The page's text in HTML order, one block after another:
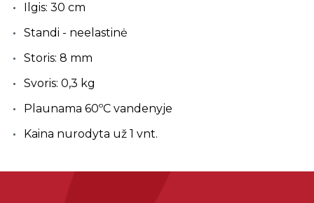
Ilgis: 30 cm
Standi - neelastinė
Storis: 8 mm
Svoris: 0,3 kg
Plaunama 60ºC vandenyje
Kaina nurodyta už 1 vnt.